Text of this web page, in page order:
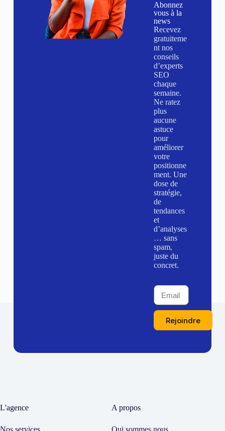
Abonnez
vous à la
news
Recevez
gratuiteme
nt nos
conseils
d’experts
SEO
chaque
semaine.
Ne ratez
plus
aucune
astuce
pour
améliorer
votre
positionne
ment. Une
dose de
stratégie,
de
tendances
et
d’analyses
… sans
spam,
juste du
concret.
Rejoindre
L'agence A propos